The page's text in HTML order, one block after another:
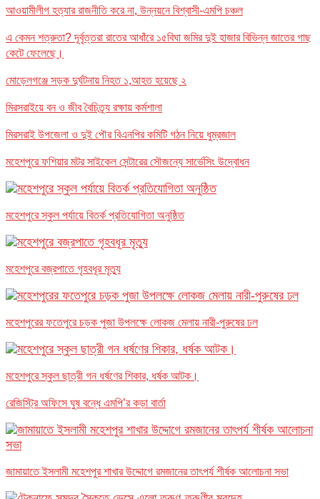
আওয়ামীলীগ হত্যার রাজনীতি করে না, উন্নয়নে বিশ্বাসী-এমপি চঞ্চল
এ কেমন শত্রুতা? দূর্বৃত্তরা রাতের আধাঁরে ১৫বিঘা জমির দুই হাজার বিভিন্ন জাতের গাছ
কেটে ফেলেছে।
মোড়েলগঞ্জে সড়ক দুর্ঘটনায় নিহত ১,আহত হয়েছে ২
মিরসরাইয়ে বন ও জীব বৈচিত্র্য রক্ষায় কর্মশালা
মিরসরাই উপজেলা ও দুই পৌর বিএনপির কমিটি গঠন নিয়ে ধুম্রজাল
মহেশপুরে ফশিয়ার মটর সাইকেল সেন্টারের সৌজন্যে সার্ভেসিং উদ্বোধন
মহেশপুরে স্কুল পর্যায়ে বিতর্ক প্রতিযোগিতা অনুষ্ঠিত
মহেশপুরে বজ্রপাতে গৃহবধূর মৃত্যু
মহেশপুরের ফতেপুরে চড়ক পুজা উপলক্ষে লোকজ মেলায় নারী-পুরুষের ঢল
মহেশপুরে স্কুল ছাত্রী গন ধর্ষণের শিকার, ধর্ষক আটক।
রেজিস্ট্রি অফিসে ঘুষ বন্ধে এমপি’র কড়া বার্তা
জামায়াতে ইসলামী মহেশপুর শাখার উদ্দোগে রমজানের তাৎপর্য শীর্ষক আলোচনা সভা